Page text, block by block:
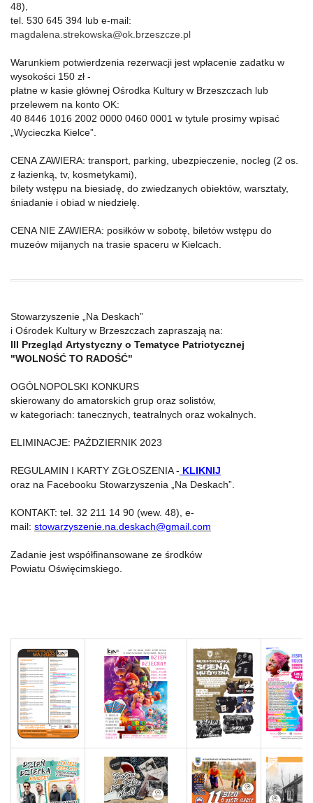
48),
tel. 530 645 394 lub e-mail:
magdalena.strekowska@ok.brzeszcze.pl
Warunkiem potwierdzenia rezerwacji jest wpłacenie zadatku w
wysokości 150 zł -
płatne w kasie głównej Ośrodka Kultury w Brzeszczach lub
przelewem na konto OK:
40 8446 1016 2002 0000 0460 0001 w tytule prosimy wpisać
„Wycieczka Kielce”.
CENA ZAWIERA: transport, parking, ubezpieczenie, nocleg (2 os.
z łazienką, tv, kosmetykami),
bilety wstępu na biesiadę, do zwiedzanych obiektów, warsztaty,
śniadanie i obiad w niedzielę.
CENA NIE ZAWIERA: posiłków w sobotę, biletów wstępu do
muzeów mijanych na trasie spaceru w Kielcach.
Stowarzyszenie „Na Deskach”
i Ośrodek Kultury w Brzeszczach zapraszają na:
III Przegląd Artystyczny o Tematyce Patriotycznej
"WOLNOŚĆ TO RADOŚĆ"
OGÓLNOPOLSKI KONKURS
skierowany do amatorskich grup oraz solistów,
w kategoriach: tanecznych, teatralnych oraz wokalnych.
ELIMINACJE: PAŹDZIERNIK 2023
REGULAMIN I KARTY ZGŁOSZENIA - KLIKNIJ
oraz na Facebooku Stowarzyszenia „Na Deskach”.
KONTAKT: tel. 32 211 14 90 (wew. 48), e-
mail: stowarzyszenie.na.deskach@gmail.com
Zadanie jest współfinansowane ze środków
Powiatu Oświęcimskiego.